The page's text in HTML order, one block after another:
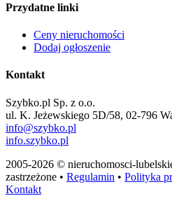
Przydatne linki
Ceny nieruchomości
Dodaj ogłoszenie
Kontakt
Szybko.pl Sp. z o.o.
ul. K. Jeżewskiego 5D/58, 02-796
info@szybko.pl
info.szybko.pl
2005-2026 © nieruchomosci-
zastrzeżone • Regulamin • Polityka
Kontakt